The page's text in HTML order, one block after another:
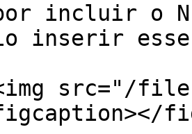
por incluir o
inserir esse
src="/files/